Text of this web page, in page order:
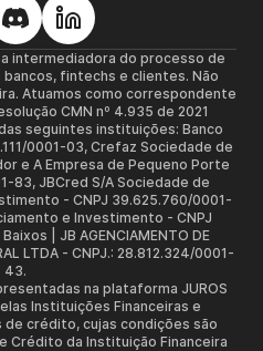
intermediadora do processo de
fintechs e clientes. Não
Atuamos como correspondente
CMN nº 4.935 de 2021
seguintes instituições: Banco
0001-03, Crefaz Sociedade de
e A Empresa de Pequeno Porte
83, JBCred S/A Sociedade de
- CNPJ 39.625.760/0001-
e Investimento - CNPJ
| JB AGENCIAMENTO DE
LTDA - CNPJ.: 28.812.324/0001-
43.
na plataforma JUROS
Instituições Financeiras e
crédito, cujas condições são
Crédito da Instituição Financeira